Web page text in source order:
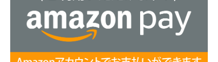
若狭甘鯛
5,400円～